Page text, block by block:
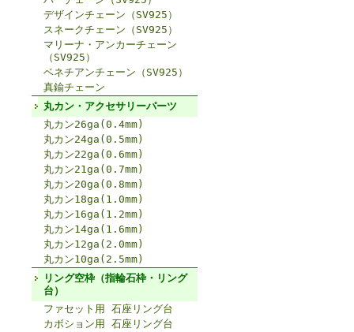
デザインチェーン（SV925）
スネークチェーン（SV925）
マリーナ・アンカーチェーン
（SV925）
ベネチアンチェーン（SV925）
真鍮チェーン
丸カン・アクセサリーパーツ
丸カン26ga(0.4mm)
丸カン24ga(0.5mm)
丸カン22ga(0.6mm)
丸カン21ga(0.7mm)
丸カン20ga(0.8mm)
丸カン18ga(1.0mm)
丸カン16ga(1.2mm)
丸カン14ga(1.6mm)
丸カン12ga(2.0mm)
丸カン10ga(2.5mm)
リング空枠（指輪石枠・リング
台）
ファセット用 石座リング台
カボション用 石座リング台